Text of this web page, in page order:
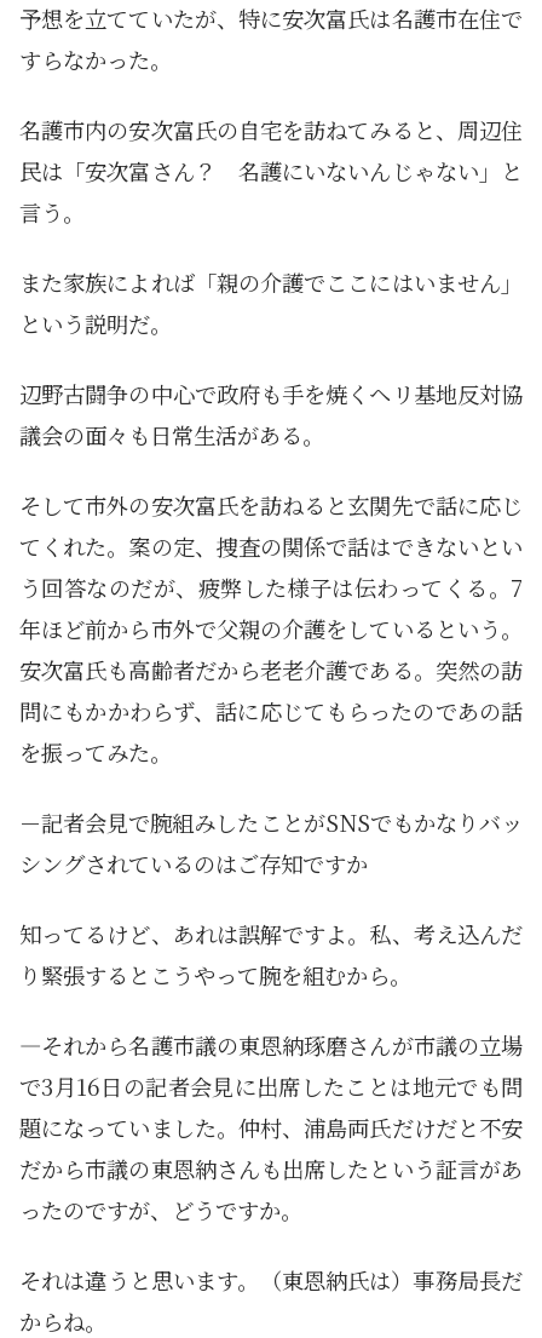
予想を立てていたが、特に安次富氏は名護市在住で
すらなかった。
名護市内の安次富氏の自宅を訪ねてみると、周辺住
民は「安次富さん？ 名護にいないんじゃない」と
言う。
また家族によれば「親の介護でここにはいません」
という説明だ。
辺野古闘争の中心で政府も手を焼くヘリ基地反対協
議会の面々も日常生活がある。
そして市外の安次富氏を訪ねると玄関先で話に応じ
てくれた。案の定、捜査の関係で話はできないとい
う回答なのだが、疲弊した様子は伝わってくる。7
年ほど前から市外で父親の介護をしているという。
安次富氏も高齢者だから老老介護である。突然の訪
問にもかかわらず、話に応じてもらったのであの話
を振ってみた。
－記者会見で腕組みしたことがSNSでもかなりバッ
シングされているのはご存知ですか
知ってるけど、あれは誤解ですよ。私、考え込んだ
り緊張するとこうやって腕を組むから。
—それから名護市議の東恩納琢磨さんが市議の立場
で3月16日の記者会見に出席したことは地元でも問
題になっていました。仲村、浦島両氏だけだと不安
だから市議の東恩納さんも出席したという証言があ
ったのですが、どうですか。
それは違うと思います。（東恩納氏は）事務局長だ
からね。